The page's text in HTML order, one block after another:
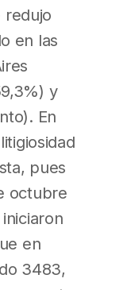
redujo
en las
y
En
pues
octubre
en
3483,